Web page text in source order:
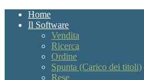
Home
Il Software
Vendita
Ricerca
Ordine
Spunta (Carico dei titoli)
Rese